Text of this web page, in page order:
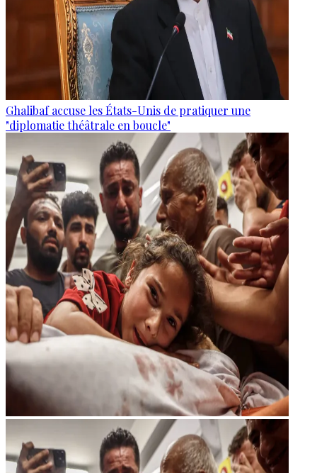
Ghalibaf accuse les États-Unis de pratiquer une
"diplomatie théâtrale en boucle"